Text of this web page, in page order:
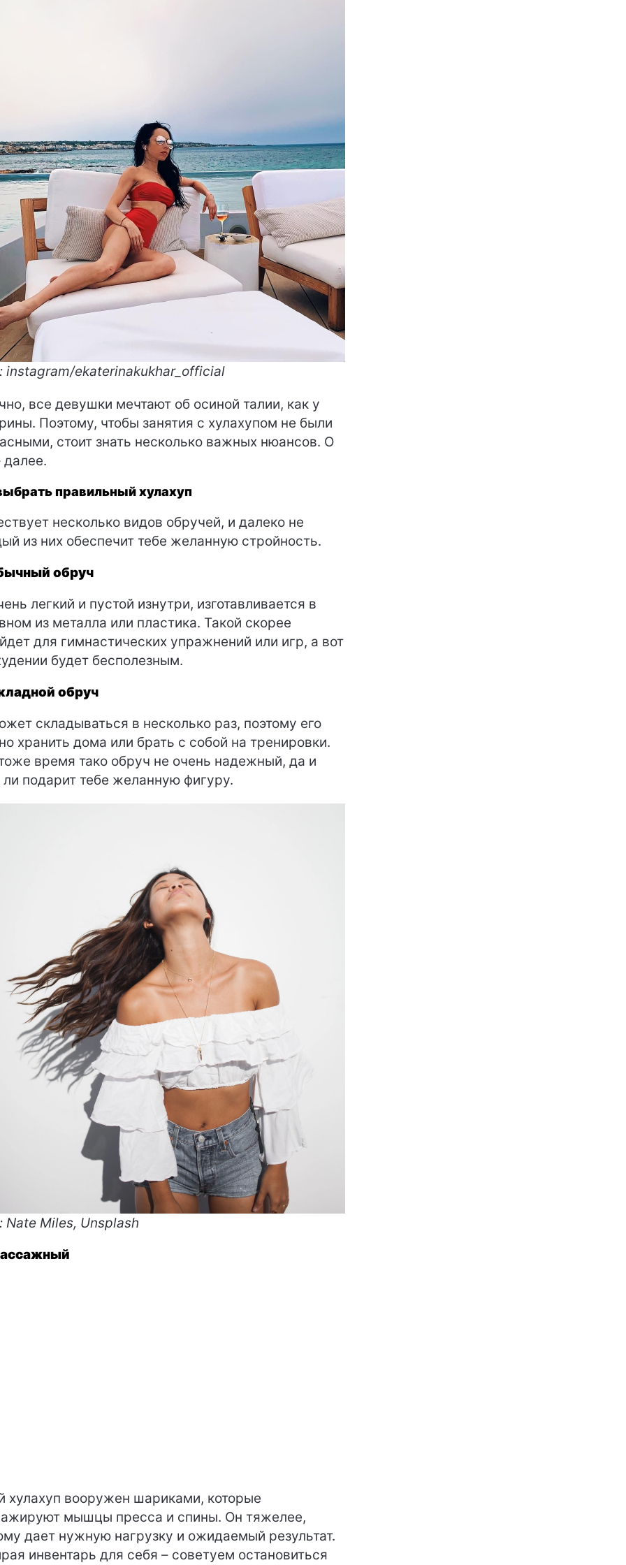
instagram/ekaterinakukhar_official
все девушки мечтают об осиной талии, как у
Поэтому, чтобы занятия с хулахупом не были
стоит знать несколько важных нюансов. О
далее.
правильный хулахуп
несколько видов обручей, и далеко не
из них обеспечит тебе желанную стройность.
обруч
легкий и пустой изнутри, изготавливается в
из металла или пластика. Такой скорее
для гимнастических упражнений или игр, а вот
будет бесполезным.
обруч
складываться в несколько раз, поэтому его
хранить дома или брать с собой на тренировки.
время тако обруч не очень надежный, да и
подарит тебе желанную фигуру.
Nate Miles, Unsplash
хулахуп вооружен шариками, которые
мышцы пресса и спины. Он тяжелее,
дает нужную нагрузку и ожидаемый результат.
инвентарь для себя – советуем остановиться